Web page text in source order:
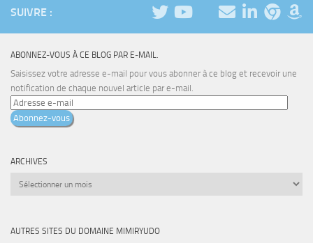
SUIVRE :
ABONNEZ-VOUS À CE BLOG PAR E-MAIL.
Saisissez votre adresse e-mail pour vous abonner à ce blog et recevoir une
notification de chaque nouvel article par e-mail.
Adresse
e-Abonnez-vous
ARCHIVES
Archives
AUTRES SITES DU DOMAINE MIMIRYUDO